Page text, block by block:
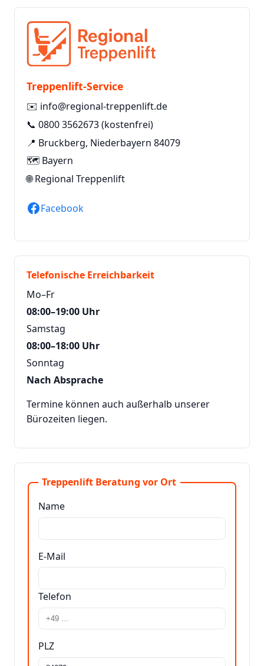
Treppenlift-Service
✉️ info@regional-treppenlift.de
📞 0800 3562673(kostenfrei)
📍 Bruckberg, Niederbayern 84079
🗺️ Bayern
🌐Regional Treppenlift
Facebook
Telefonische Erreichbarkeit
Mo–Fr
08:00–19:00 Uhr
Samstag
08:00–18:00 Uhr
Sonntag
Nach Absprache
Termine können auch außerhalb unserer
Bürozeiten liegen.
Treppenlift Beratung vor Ort
Name
E-Mail
Telefon
PLZ